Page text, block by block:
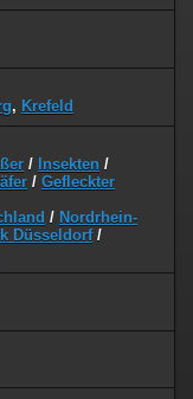
, Krefeld
/ Insekten /
/ Gefleckter
/ Nordrhein-
Düsseldorf/